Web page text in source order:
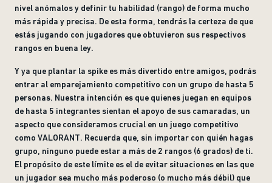
nivel anómalos y definir tu habilidad (rango) de forma mucho
más rápida y precisa. De esta forma, tendrás la certeza de que
estás jugando con jugadores que obtuvieron sus respectivos
rangos en buena ley.
Y ya que plantar la spike es más divertido entre amigos, podrás
entrar al emparejamiento competitivo con un grupo de hasta 5
personas. Nuestra intención es que quienes juegan en equipos
de hasta 5 integrantes sientan el apoyo de sus camaradas, un
aspecto que consideramos crucial en un juego competitivo
como VALORANT. Recuerda que, sin importar con quién hagas
grupo, ninguno puede estar a más de 2 rangos (6 grados) de ti.
El propósito de este límite es el de evitar situaciones en las que
un jugador sea mucho más poderoso (o mucho más débil) que